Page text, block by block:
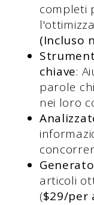
completi
(Incluso
chiave:
parole
nei loro
articoli
($29/per